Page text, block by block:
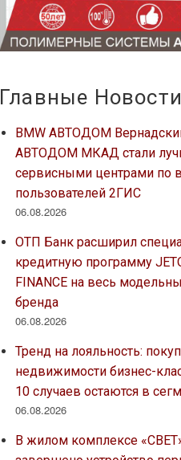
Главные Новости
BMW АВТОДОМ
АВТОДОМ МКАД стали
сервисными центрами по
пользователей 2ГИС
06.08.2026
ОТП Банк расширил
кредитную программу
FINANCE на весь
бренда
06.08.2026
Тренд на лояльность:
недвижимости бизнес-
10 случаев остаются в
06.08.2026
В жилом комплексе